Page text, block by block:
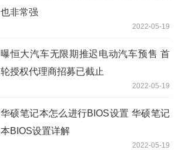
也非常强
2022-05-19
曝恒大汽车无限期推迟电动汽车预售 首
轮授权代理商招募已截止
2022-05-19
华硕笔记本怎么进行BIOS设置 华硕笔记
本BIOS设置详解
2022-05-19